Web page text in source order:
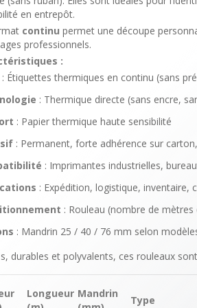
en entrepôt.
continu permet une découpe
professionnels.
:
: Étiquettes thermiques en continu (sans
: Thermique directe (sans encre,
: Papier thermique haute sensibilité
: Permanent, forte adhérence sur
: Imprimantes industrielles,
: Expédition, logistique, inventaire,
: Rouleau (nombre de
: Mandrin 25 / 40 / 76 mm selon
durables et polyvalents, ces rouleaux
Longueur Mandrin
Type